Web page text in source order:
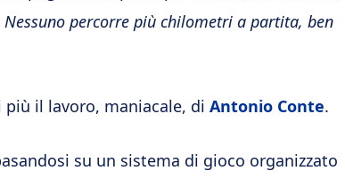
Nessuno percorre più chilometri a partita, ben
il lavoro, maniacale, di Antonio Conte.
su un sistema di gioco organizzato